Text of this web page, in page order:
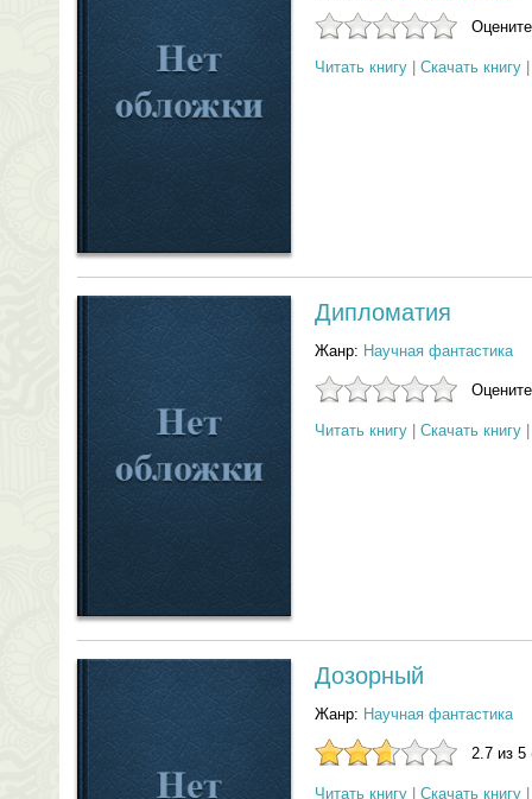
Читать книгу Скачать книгу
Дипломатия
Жанр: Научная фантастика
Читать книгу Скачать книгу
Дозорный
Жанр: Научная фантастика
2.7 из 5
Читать книгу Скачать книгу